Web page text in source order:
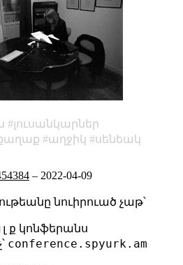
լուսանկարներ
աղջիկ
սենեակ
– 2022-04-09
նուիրուած չաթ՝
կոնֆերանս
conference.spyurk.am